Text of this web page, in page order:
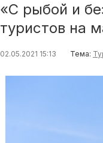
«С рыбой и
туристов на
02.05.2021 15:13 Тема: